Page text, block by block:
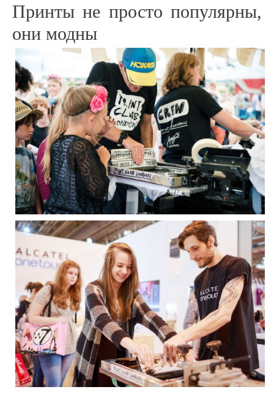
Принты не просто популярны,
они модны